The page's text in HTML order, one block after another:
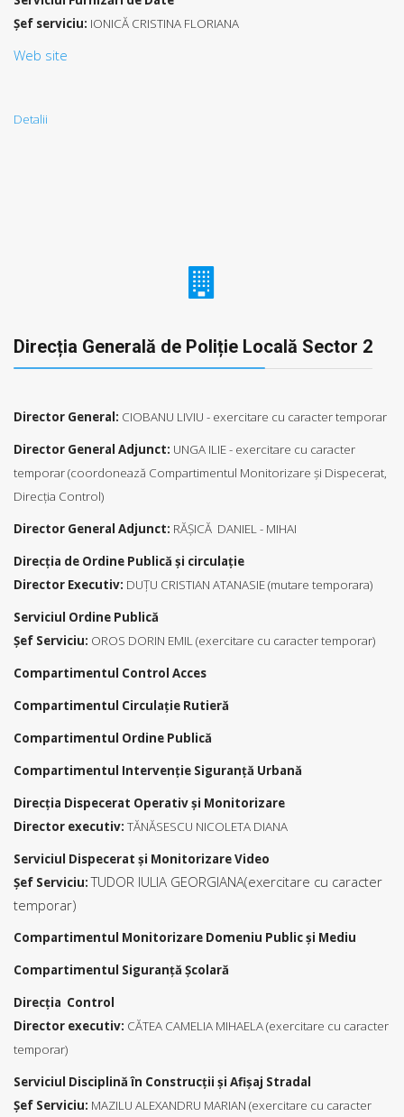
Şef serviciu: IONICĂ CRISTINA FLORIANA
Web site
Detalii
Direcția Generală de Poliție Locală Sector 2
Director General: CIOBANU LIVIU - exercitare cu caracter temporar
Director General Adjunct: UNGA ILIE - exercitare cu caracter
temporar (coordonează Compartimentul Monitorizare şi Dispecerat,
Direcţia Control)
Director General Adjunct: RĂŞICĂ DANIEL - MIHAI
Direcţia de Ordine Publică şi circulaţie
Director Executiv: DUŢU CRISTIAN ATANASIE (mutare temporara)
Serviciul Ordine Publică
Şef Serviciu: OROS DORIN EMIL (exercitare cu caracter temporar)
Compartimentul Control Acces
Compartimentul Circulație Rutieră
Compartimentul Ordine Publică
Compartimentul Intervenție Siguranță Urbană
Direcția Dispecerat Operativ şi Monitorizare
Director executiv: TĂNĂSESCU NICOLETA DIANA
Serviciul Dispecerat şi Monitorizare Video
Şef Serviciu:TUDOR IULIA GEORGIANA(exercitare cu caracter
temporar)
Compartimentul Monitorizare Domeniu Public şi Mediu
Compartimentul Siguranță Școlară
Direcţia Control
Director executiv: CĂTEA CAMELIA MIHAELA (exercitare cu caracter
temporar)
Serviciul Disciplină în Construcții şi Afișaj Stradal
Şef Serviciu: MAZILU ALEXANDRU MARIAN (exercitare cu caracter